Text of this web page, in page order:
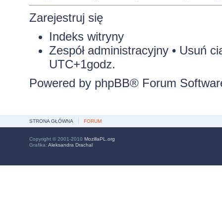
Zarejestruj się
Indeks witryny
Zespół administracyjny• Usuń
UTC+1godz.
Powered by phpBB® Forum
STRONA GŁÓWNA FORUM
Copyright © 2001-2010 MozillaPL.org
Grafika: Aleksandra Drachal